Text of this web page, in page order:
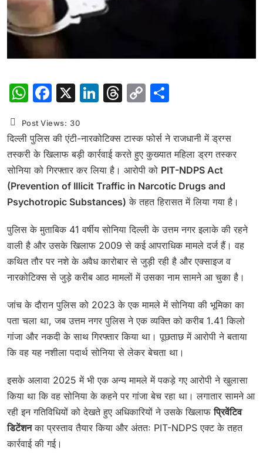
WhatsApp
Facebook
X LinkedIn
Threads
Copy
Post Views: 30
दिल्ली पुलिस की एंटी-नारकोटिक्स टास्क फोर्स ने राजधानी में ड्रग्स
तस्करी के खिलाफ बड़ी कार्रवाई करते हुए कुख्यात महिला ड्रग तस्कर
सोनिया को गिरफ्तार कर लिया है। आरोपी को PIT-NDPS Act
(Prevention of Illicit Traffic in Narcotic Drugs and
Psychotropic Substances) के तहत हिरासत में लिया गया है।
पुलिस के मुताबिक 41 वर्षीय सोनिया दिल्ली के उत्तम नगर इलाके की रहने
वाली है और उसके खिलाफ 2009 से कई आपराधिक मामले दर्ज हैं। वह
कथित तौर पर नशे के अवैध कारोबार से जुड़ी रही है और एक्साइज व
नारकोटिक्स से जुड़े करीब आठ मामलों में उसका नाम सामने आ चुका है।
जांच के दौरान पुलिस को 2023 के एक मामले में सोनिया की भूमिका का
पता चला था, जब उत्तम नगर पुलिस ने एक व्यक्ति को करीब 1.41 किलो
गांजा और नकदी के साथ गिरफ्तार किया था। पूछताछ में आरोपी ने बताया
कि वह यह नशीला पदार्थ सोनिया से लेकर बेचता था।
इसके अलावा 2025 में भी एक अन्य मामले में पकड़े गए आरोपी ने खुलासा
किया था कि वह सोनिया के कहने पर गांजा बेच रहा था। लगातार सामने आ
रही इन गतिविधियों को देखते हुए अधिकारियों ने उसके खिलाफप्रिवेंटिव
डिटेंशनका प्रस्ताव तैयार किया और अंततः PIT-NDPS एक्ट के तहत
कार्रवाई की गई।